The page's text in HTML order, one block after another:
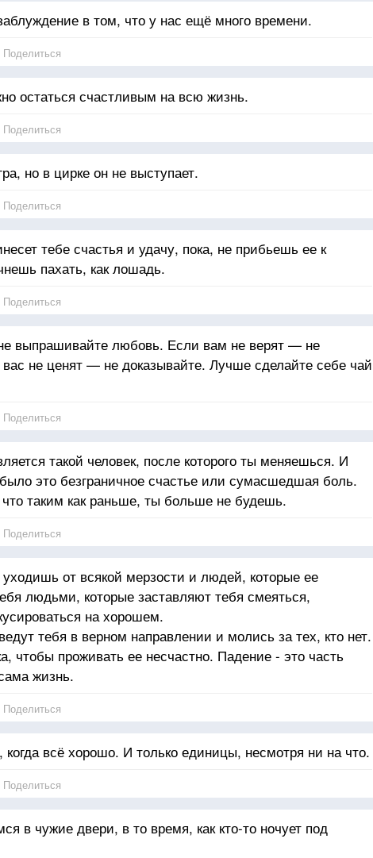
в том, что у нас ещё много времени.
Поделиться
остаться счастливым на всю жизнь.
Поделиться
но в цирке он не выступает.
Поделиться
тебе счастья и удачу, пока, не прибьешь ее к
пахать, как лошадь.
Поделиться
выпрашивайте любовь. Если вам не верят — не
не ценят — не доказывайте. Лучше сделайте себе чай
Поделиться
такой человек, после которого ты меняешься. И
это безграничное счастье или сумасшедшая боль.
таким как раньше, ты больше не будешь.
Поделиться
от всякой мерзости и людей, которые ее
людьми, которые заставляют тебя смеяться,
на хорошем.
тебя в верном направлении и молись за тех, кто нет.
чтобы проживать ее несчастно. Падение - это часть
жизнь.
Поделиться
всё хорошо. И только единицы, несмотря ни на что.
Поделиться
в чужие двери, в то время, как кто-то ночует под